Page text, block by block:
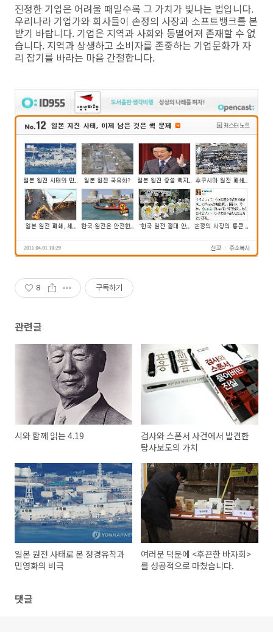
진정한 기업은 어려울 때일수록 그 가치가 빛나는 법입니다.
우리나라 기업가와 회사들이 손정의 사장과 소프트뱅크를 본
받기 바랍니다. 기업은 지역과 사회와 동떨어져 존재할 수 없
습니다. 지역과 상생하고 소비자를 존중하는 기업문화가 자
리 잡기를 바라는 마음 간절합니다.
8 구독하기
관련글
시와 함께 읽는 4.19
검사와 스폰서 사건에서 발견한
탐사보도의 가치
일본 원전 사태로 본 정경유착과
민영화의 비극
여러분 덕분에 <후끈한 바자회>
를 성공적으로 마쳤습니다.
댓글